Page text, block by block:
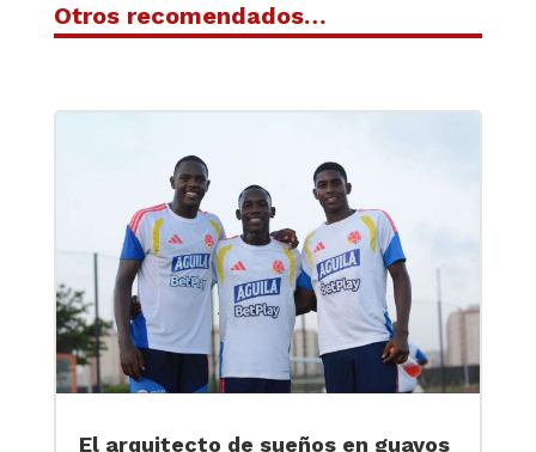
Otros recomendados…
El arquitecto de sueños en guayos